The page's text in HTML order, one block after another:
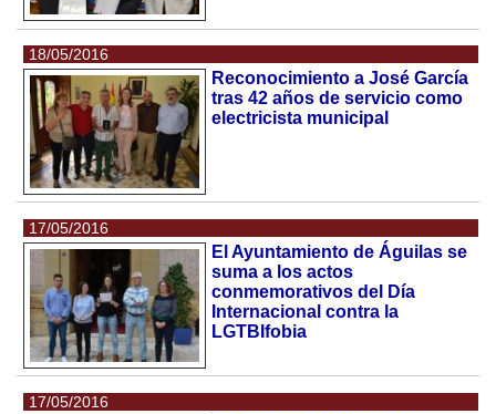
18/05/2016
Reconocimiento a José García
tras 42 años de servicio como
electricista municipal
17/05/2016
El Ayuntamiento de Águilas se
suma a los actos
conmemorativos del Día
Internacional contra la
LGTBIfobia
17/05/2016